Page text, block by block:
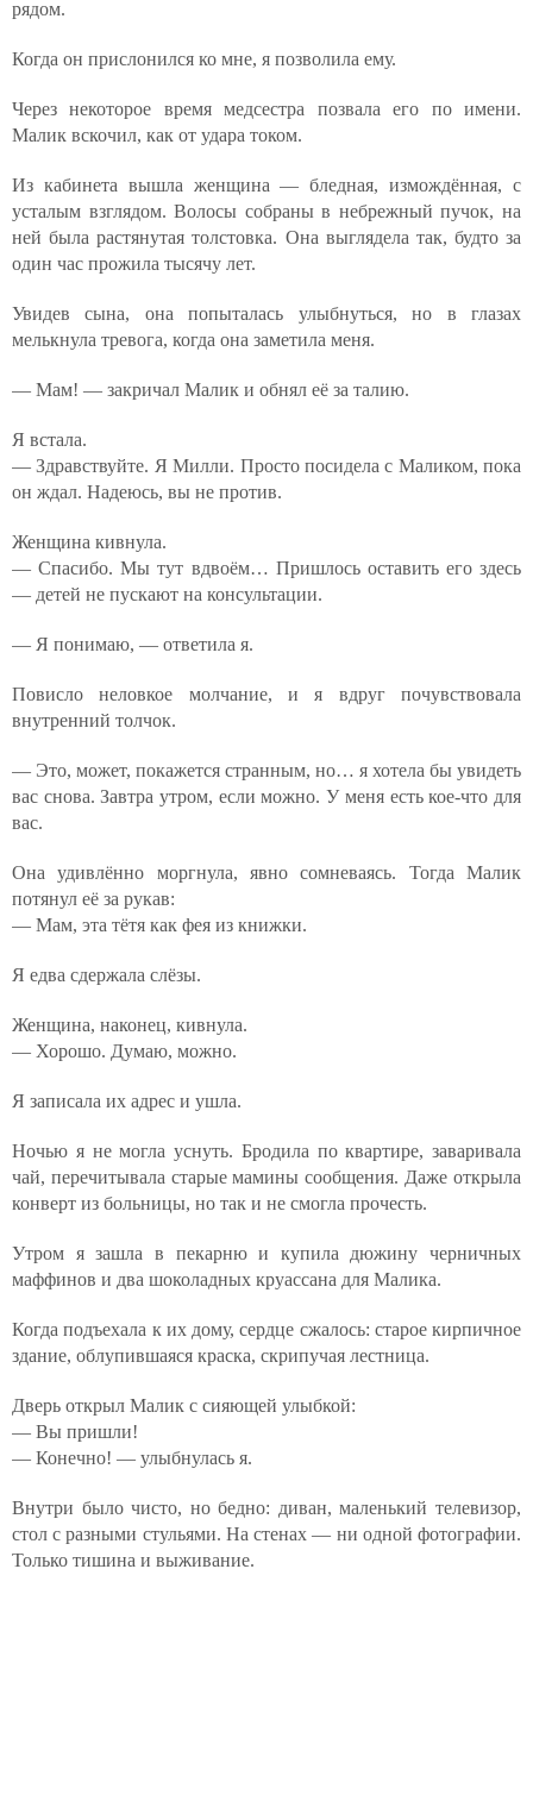
рядом.
Когда он прислонился ко мне, я позволила ему.
Через некоторое время медсестра позвала его по имени.
Малик вскочил, как от удара током.
Из кабинета вышла женщина — бледная, измождённая, с
усталым взглядом. Волосы собраны в небрежный пучок, на
ней была растянутая толстовка. Она выглядела так, будто за
один час прожила тысячу лет.
Увидев сына, она попыталась улыбнуться, но в глазах
мелькнула тревога, когда она заметила меня.
— Мам! — закричал Малик и обнял её за талию.
Я встала.
— Здравствуйте. Я Милли. Просто посидела с Маликом, пока
он ждал. Надеюсь, вы не против.
Женщина кивнула.
— Спасибо. Мы тут вдвоём… Пришлось оставить его здесь
— детей не пускают на консультации.
— Я понимаю, — ответила я.
Повисло неловкое молчание, и я вдруг почувствовала
внутренний толчок.
— Это, может, покажется странным, но… я хотела бы увидеть
вас снова. Завтра утром, если можно. У меня есть кое-что для
вас.
Она удивлённо моргнула, явно сомневаясь. Тогда Малик
потянул её за рукав:
— Мам, эта тётя как фея из книжки.
Я едва сдержала слёзы.
Женщина, наконец, кивнула.
— Хорошо. Думаю, можно.
Я записала их адрес и ушла.
Ночью я не могла уснуть. Бродила по квартире, заваривала
чай, перечитывала старые мамины сообщения. Даже открыла
конверт из больницы, но так и не смогла прочесть.
Утром я зашла в пекарню и купила дюжину черничных
маффинов и два шоколадных круассана для Малика.
Когда подъехала к их дому, сердце сжалось: старое кирпичное
здание, облупившаяся краска, скрипучая лестница.
Дверь открыл Малик с сияющей улыбкой:
— Вы пришли!
— Конечно! — улыбнулась я.
Внутри было чисто, но бедно: диван, маленький телевизор,
стол с разными стульями. На стенах — ни одной фотографии.
Только тишина и выживание.